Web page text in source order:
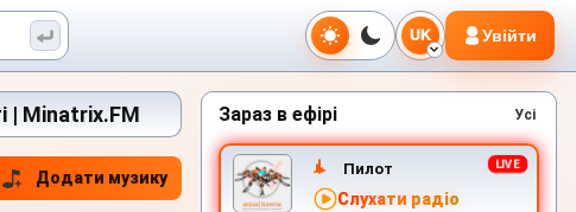
UK Увійти
| Minatrix.FM
Додати музику
Зараз в ефірі Усі
Пилот
Слухати радіо